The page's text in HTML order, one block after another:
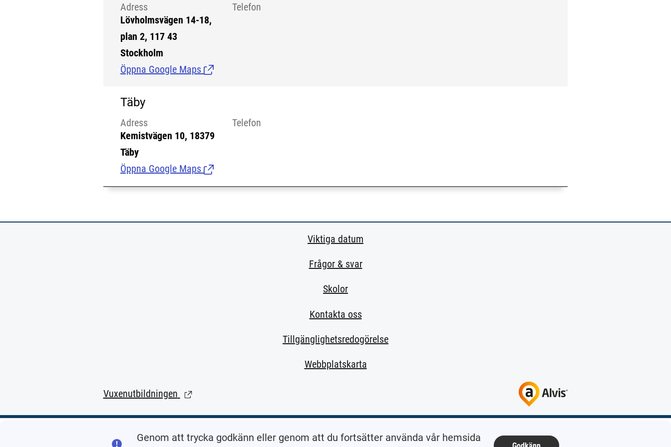
Adress
Lövholmsvägen 14-18,
plan 2, 117 43
Stockholm
Öppna Google Maps(Länk till extern sida.)
Telefon
Täby
Adress
Kemistvägen 10, 18379
Täby
Öppna Google Maps(Länk till extern sida.)
Telefon
Viktiga datum
Frågor & svar
Skolor
Kontakta oss
Tillgänglighetsredogörelse
Webbplatskarta
Vuxenutbildningen (Länk till extern sida.)
Genom att trycka godkänn eller genom att du fortsätter använda vår hemsida